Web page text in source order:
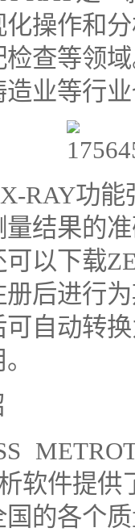
操作和
查等领
业等行
RAY功
结果的
以下载
后进行
自动转
软件提
的各个